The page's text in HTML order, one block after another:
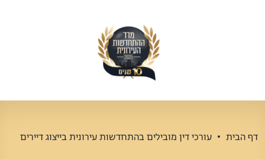
דף הבית עורכי דין מובילים בהתחדשות עירונית בייצוג דיירים